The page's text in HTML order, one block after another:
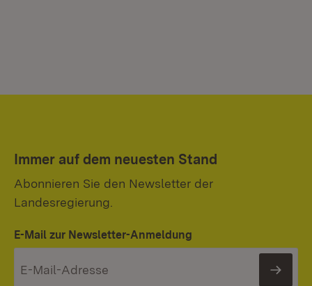
Immer auf dem neuesten Stand
Abonnieren Sie den Newsletter der
Landesregierung.
E-Mail zur Newsletter-Anmeldung